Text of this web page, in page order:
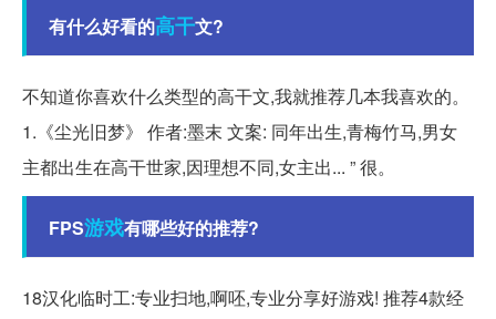
有什么好看的高干文?
不知道你喜欢什么类型的高干文,我就推荐几本我喜欢的。
1.《尘光旧梦》 作者:墨末 文案: 同年出生,青梅竹马,男女
主都出生在高干世家,因理想不同,女主出... ” 很。
FPS游戏有哪些好的推荐?
18汉化临时工:专业扫地,啊呸,专业分享好游戏! 推荐4款经